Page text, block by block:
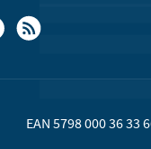
EAN 5798 000 36 33